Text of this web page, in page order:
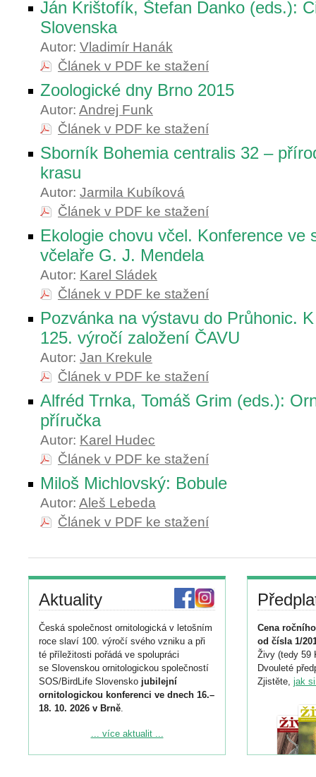
Ján Krištofík, Štefan Danko (eds.):
Slovenska
Autor: Vladimír Hanák
Článek v PDF ke stažení
Zoologické dny Brno 2015
Autor: Andrej Funk
Článek v PDF ke stažení
Sborník Bohemia centralis 32 –
krasu
Autor: Jarmila Kubíková
Článek v PDF ke stažení
Ekologie chovu včel. Konference ve
včelaře G. J. Mendela
Autor: Karel Sládek
Článek v PDF ke stažení
Pozvánka na výstavu do Průhonic.
125. výročí založení ČAVU
Autor: Jan Krekule
Článek v PDF ke stažení
Alfréd Trnka, Tomáš Grim (eds.):
příručka
Autor: Karel Hudec
Článek v PDF ke stažení
Miloš Michlovský: Bobule
Autor: Aleš Lebeda
Článek v PDF ke stažení
Aktuality
Česká společnost ornitologická v letošním
roce slaví 100. výročí svého vzniku a při
té příležitosti pořádá ve spolupráci
se Slovenskou ornitologickou společností
SOS/BirdLife Slovensko jubilejní
ornitologickou konferenci ve dnech 16.–
18. 10. 2026 v Brně.
Podrobnější informace ke konferenci
... více aktualit ...
Cena
od čísla 1/
Živy (tedy 59
Dvouleté
Zjistěte, jak